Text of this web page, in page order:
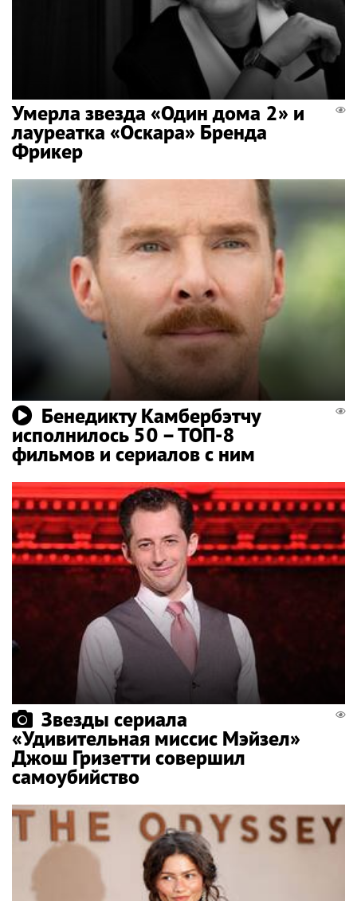
Умерла звезда «Один дома 2» и
лауреатка «Оскара» Бренда
Фрикер
Бенедикту Камбербэтчу
исполнилось 50 – ТОП-8
фильмов и сериалов с ним
Звезды сериала
«Удивительная миссис Мэйзел»
Джош Гризетти совершил
самоубийство